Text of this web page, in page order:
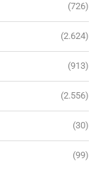
(726)
(2.624)
(913)
(2.556)
(30)
(99)